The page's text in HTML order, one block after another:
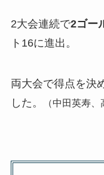
2大会連続で2ゴー
ト16に進出。
両大会で得点を決
した。
（中田英寿、